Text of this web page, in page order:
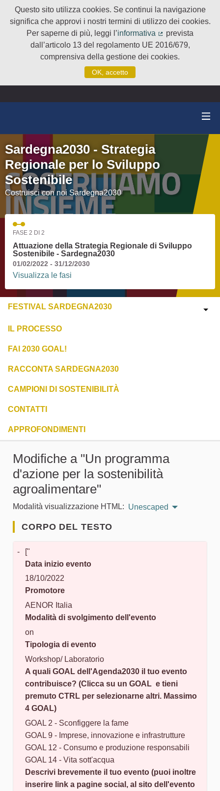
Questo sito utilizza cookies. Se continui la navigazione
significa che approvi i nostri termini di utilizzo dei cookies.
Per saperne di più, leggi l’informativa
(Collegamento
prevista
dall’articolo 13 del regolamento UE 2016/679,
comprensiva della gestione dei cookies.
OK, accetto
Sardegna2030 - Strategia
Regionale per lo Sviluppo
Sostenibile
Costruisci con noi Sardegna2030
FASE 2 DI 2
Attuazione della Strategia Regionale di Sviluppo
Sostenibile - Sardegna2030
01/02/2022 - 31/12/2030
Visualizza le fasi
FESTIVAL SARDEGNA2030
IL PROCESSO
FAI 2030 GOAL!
RACCONTA SARDEGNA2030
CAMPIONI DI SOSTENIBILITÀ
CONTATTI
APPROFONDIMENTI
Modifiche a "Un programma
d'azione per la sostenibilità
agroalimentare"
Modalità visualizzazione HTML: Unescaped
CORPO DEL TESTO
-
["
Data inizio evento
18/10/2022
Promotore
AENOR Italia
Modalità di svolgimento dell'evento
on
Tipologia di evento
Workshop/ Laboratorio
A quali GOAL dell'Agenda2030 il tuo evento
contribuisce? (Clicca su un GOAL e tieni
premuto CTRL per selezionarne altri. Massimo
4 GOAL)
GOAL 2 - Sconfiggere la fame
GOAL 9 - Imprese, innovazione e infrastrutture
GOAL 12 - Consumo e produzione responsabili
GOAL 14 - Vita sott'acqua
Descrivi brevemente il tuo evento (puoi inoltre
inserire link a pagine social, al sito dell'evento